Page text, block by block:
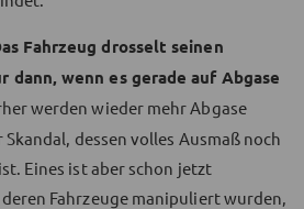
Fahrzeug drosselt seinen
dann, wenn es gerade auf Abgase
werden wieder mehr Abgase
dessen volles Ausmaß noch
Eines ist aber schon jetzt
Fahrzeuge manipuliert wurden,